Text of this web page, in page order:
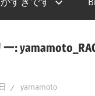
ー:
yamamoto